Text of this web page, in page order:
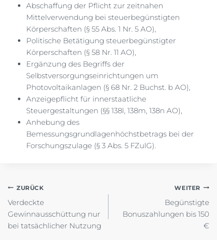
Abschaffung der Pflicht zur zeitnahen
Mittelverwendung bei steuerbegünstigten
Körperschaften (§ 55 Abs. 1 Nr. 5 AO),
Politische Betätigung steuerbegünstigter
Körperschaften (§ 58 Nr. 11 AO),
Ergänzung des Begriffs der
Selbstversorgungseinrichtungen um
Photovoltaikanlagen (§ 68 Nr. 2 Buchst. b AO),
Anzeigepflicht für innerstaatliche
Steuergestaltungen (§§ 138l, 138m, 138n AO),
Anhebung des
Bemessungsgrundlagenhöchstbetrags bei der
Forschungszulage (§ 3 Abs. 5 FZulG).
Beitragsnavigation
ZURÜCK
Verdeckte
Gewinnausschüttung nur
bei tatsächlicher Nutzung
WEITER
Begünstigte
Bonuszahlungen bis 150
€